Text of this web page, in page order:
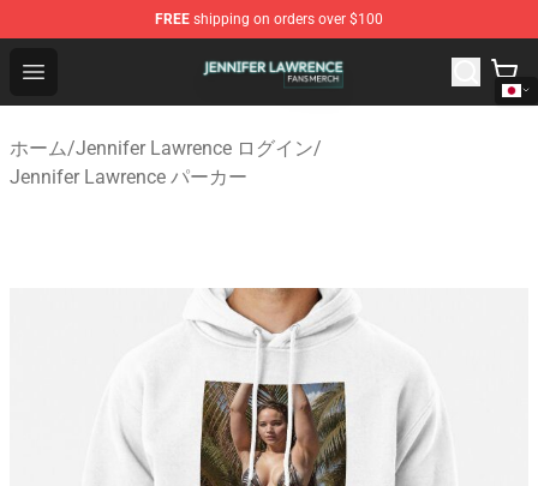
FREE shipping on orders over $100
Open menu
Jennifer Lawrence Shop - Official Jennifer Lawrence
ホーム/Jennifer Lawrence ログイン/
Jennifer Lawrence パーカー